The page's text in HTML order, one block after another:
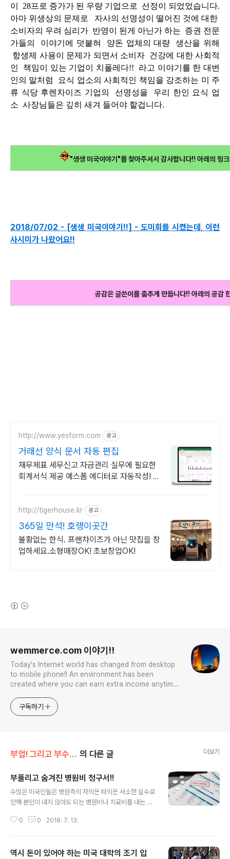
이 28프로 증가가 된 우량 기업으로 선정이 되었었습니다.
아마 위생상의 문제로 자사의 선명성이 떨어진 것에 대한
소비자의 우려 심리가 반영이 된게 아닌가 하는 증권 전문
가들의 이야기에 덧붙혀 양돈 업체의 대량 생산을 위해
항생제 사용이 문제가 되면서 소비자 건강에 대한 사회적
인 책임이 있는 기업이 치폴레다!! 라고 이야기를 한 대변
인의 말처럼 요식 업소의 사회적인 책임을 강조하는 미 주
류 식당 후렌차이즈 기업의 선명성을 우리 한인 요식 업
소 사장님들은 깊히 새겨 들어야 할겁니다.
"생생 미국이야기"를 찿아주셔서 감사합니다!! 아래의 링
2018/07/02 - [생생 미국이야기!!] - 도미회를 시켰는데, 이런
사시미가 나왔어요!!
공감은 글쓴이를 춤추게 만듭니다!! 아래의 공감
http://www.yesform.com 광고
거래선 양식 문서 자동 편집
재무제표 세무신고 자금관리 실무에 필요한
회계서식 제공 예스폼 에디터로 자동작성! 모
http://tigerhouse.kr 광고
365일 만석! 호랭이곳간
불황없는 한식. 프랜차이즈가 아닌 맛집을 창
업하세요.소형매장OK! 초보창업OK!
wemmerce.com 이야기!!
Today's Internet world has changed from desktop
to mobile phone!! An environment has been
created where you can earn extra income anytime,
competition. Now let’s turn our eyes to the world!
You can enter
구독하기
부업! 그리고 부수입!! 의 다른 글 더보기
부풀리고 숨겨진 병원비 청구서!!
수많은 미국인들은 병원측의 자의든 타의든 사소한 실수로
인해 본인이 내지 않아도 되는 병원비나 치료비를 내는 경
관계자는 이야기를 합니다. 이러한 경우 때문에 적게는 수
의하면 해당 기관은 미국의 다수의 병원이 환자의 병원비
0 0 2018. 7. 13.
역시 돈이 있어야 하는 미국 대학의 조기 입